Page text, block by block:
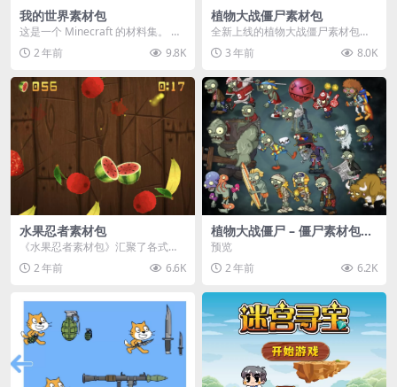
我的世界素材包
这是一个 Minecraft 的材料集。 操
作方法如下： 工具 → 右箭头 怪物...
2 年前 9.8K
植物大战僵尸素材包
全新上线的植物大战僵尸素材包，
内含48个精选资源，涵盖角色、场
景、音效等多样内容...
3 年前 8.0K
水果忍者素材包
《水果忍者素材包》汇聚了各式鲜
美诱人的水果图像与清脆悦耳的切
割音效，专为追求极致...
2 年前 6.6K
植物大战僵尸 – 僵尸素材包
【可预览】
预览
2 年前
6.2K